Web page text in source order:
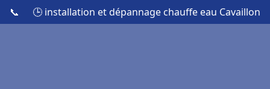
📞 🕒 installation et dépannage chauffe eau Cavaillon